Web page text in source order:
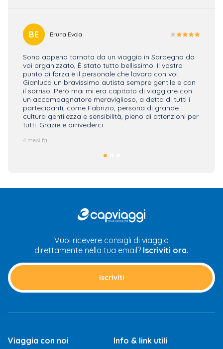
BE Bruna Evola
Sono appena tornata da un viaggio in Sardegna da
voi organizzato, È stato tutto bellissimo. Il vostro
punto di forza è il personale che lavora con voi.
Gianluca un bravissimo autista sempre gentile e con
il sorriso. Però mai mi era capitato di viaggiare con
un accompagnatore meraviglioso, a detta di tutti i
partecipanti, come Fabrizio, persona di grande
cultura gentilezza e sensibilità, pieno di attenzioni per
tutti. Grazie e arrivederci.
4 mesi fa
Vuoi ricevere consigli di viaggio
direttamente nella tua email? Iscriviti ora.
Iscriviti
Viaggia con noi Info & link utili